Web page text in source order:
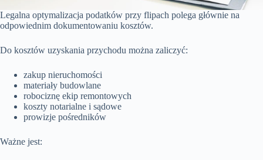
Legalna optymalizacja podatków przy flipach polega głównie na
odpowiednim dokumentowaniu kosztów.
Do kosztów uzyskania przychodu można zaliczyć:
zakup nieruchomości
materiały budowlane
robociznę ekip remontowych
koszty notarialne i sądowe
prowizje pośredników
Ważne jest: